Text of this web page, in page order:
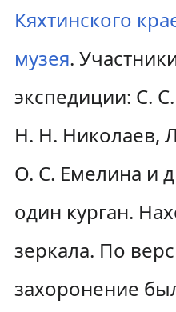
Кяхтинского
музея.
экспедиции: С.
Н. Н. Николаев,
О. С. Емелина и
один курган.
зеркала. По
захоронение